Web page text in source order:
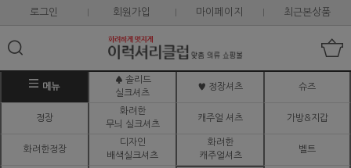
로그인 회원가입 마이페이지 최근본상품
메뉴
♠ 솔리드
실크셔츠
♥ 정장셔츠 슈즈
정장
화려한
무늬 실크셔츠
캐주얼 셔츠 가방&지갑
화려한정장
디자인
배색실크셔츠
화려한
캐주얼셔츠
벨트